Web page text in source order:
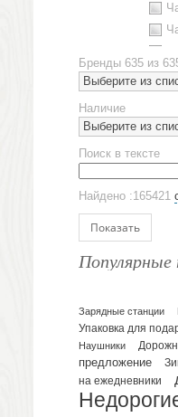
Бренды 635 из
Выберите из
Наличие
Выберите из
Поиск в тексте
Найдено :165421
Показать
Популярные
Зарядные станции
Упаковка для
Наушники
предложение
на ежедневники